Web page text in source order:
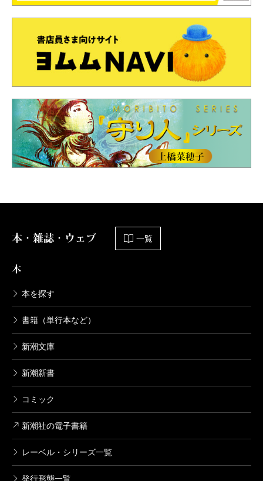
本・雑誌・ウェブ 一覧
本
本を探す
書籍（単行本など）
新潮文庫
新潮新書
コミック
新潮社の電子書籍
レーベル・シリーズ一覧
発行形態一覧